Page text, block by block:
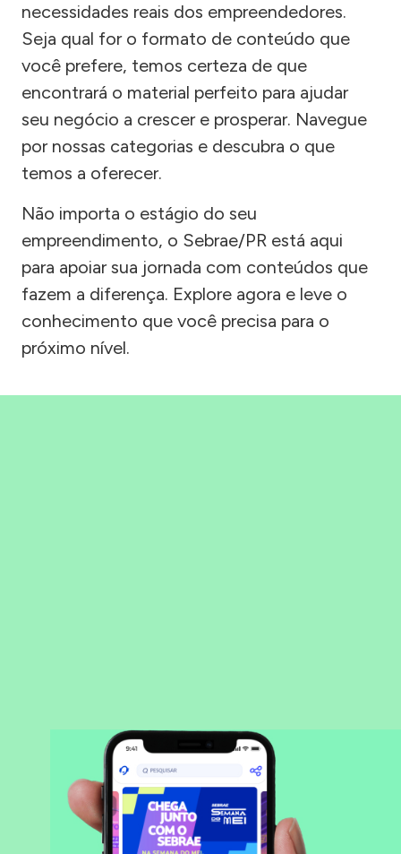
necessidades reais dos empreendedores.
Seja qual for o formato de conteúdo que
você prefere, temos certeza de que
encontrará o material perfeito para ajudar
seu negócio a crescer e prosperar. Navegue
por nossas categorias e descubra o que
temos a oferecer.
Não importa o estágio do seu
empreendimento, o Sebrae/PR está aqui
para apoiar sua jornada com conteúdos que
fazem a diferença. Explore agora e leve o
conhecimento que você precisa para o
próximo nível.